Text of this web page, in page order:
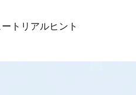
トリアルヒント